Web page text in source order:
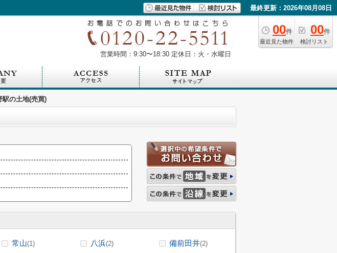
最終更新：2026年08月08日
00件
最近見た物件
00件
検討リスト
営業時間：9:30〜18:30 定休日：火・水曜日
駅の土地(売買)
常山(1) 八浜(2) 備前田井(2)